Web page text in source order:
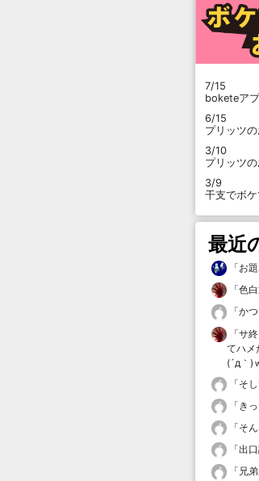
7/15
boketeア
6/15
プリッツ
3/10
プリッツ
3/9
干支でボ
最近
「お
「色
「か
「サ
てハメ
(´д｀)
「そ
「 き
「そ
「出
「 兄